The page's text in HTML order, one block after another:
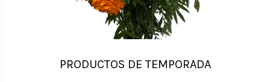
PRODUCTOS DE TEMPORADA